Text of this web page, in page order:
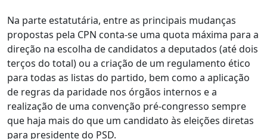
Na parte estatutária, entre as principais mudanças
propostas pela CPN conta-se uma quota máxima para a
direção na escolha de candidatos a deputados (até dois
terços do total) ou a criação de um regulamento ético
para todas as listas do partido, bem como a aplicação
de regras da paridade nos órgãos internos e a
realização de uma convenção pré-congresso sempre
que haja mais do que um candidato às eleições diretas
para presidente do PSD.